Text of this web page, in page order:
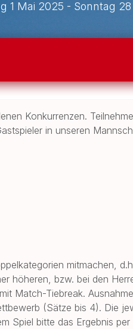
1 Mai 2025 - Sonntag
Konkurrenzen.
in unseren
mitmachen,
höheren, bzw. bei den
Match-Tiebreak.
(Sätze bis 4). Die
Spiel bitte das Ergebnis per